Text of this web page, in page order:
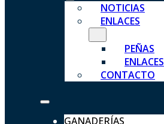
NOTICIAS
ENLACES
PEÑAS
ENLACES
CONTACTO
GANADERÍAS